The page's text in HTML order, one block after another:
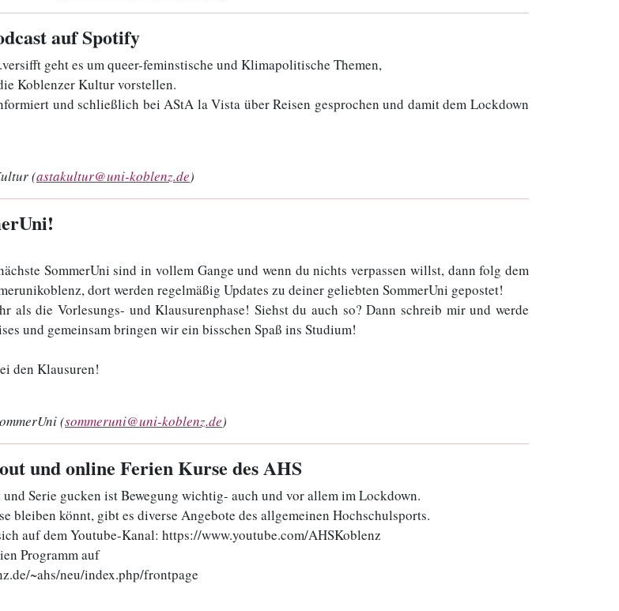
auf Spotify
geht es um queer-feminstische und Klimapolitische Themen,
Koblenzer Kultur vorstellen.
und schließlich bei AStA la Vista über Reisen gesprochen und damit dem Lockdown
(astakultur@uni-koblenz.de)
SommerUni sind in vollem Gange und wenn du nichts verpassen willst, dann folg dem
dort werden regelmäßig Updates zu deiner geliebten SommerUni gepostet!
als die Vorlesungs- und Klausurenphase! Siehst du auch so? Dann schreib mir und werde
und gemeinsam bringen wir ein bisschen Spaß ins Studium!
den Klausuren!
(sommeruni@uni-koblenz.de)
und online Ferien Kurse des AHS
Serie gucken ist Bewegung wichtig- auch und vor allem im Lockdown.
bleiben könnt, gibt es diverse Angebote des allgemeinen Hochschulsports.
auf dem Youtube-Kanal: https://www.youtube.com/AHSKoblenz
Programm auf
~ahs/neu/index.php/frontpage